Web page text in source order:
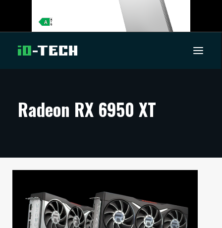
ARTIKKELIT
TECHBBS
HINTA.FI
KAUPPA
Radeon RX 6950 XT